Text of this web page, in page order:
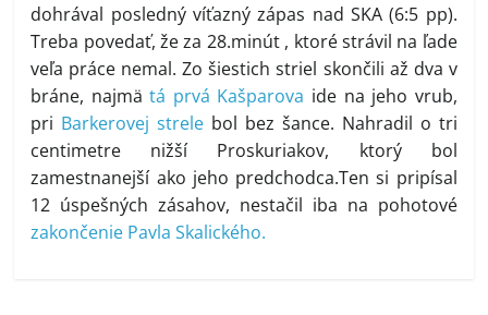
dohrával posledný víťazný zápas nad SKA (6:5 pp).
Treba povedať, že za 28.minút , ktoré strávil na ľade
veľa práce nemal. Zo šiestich striel skončili až dva v
bráne, najmä tá prvá Kašparova ide na jeho vrub,
pri Barkerovej strele bol bez šance. Nahradil o tri
centimetre nižší Proskuriakov, ktorý bol
zamestnanejší ako jeho predchodca.Ten si pripísal
12 úspešných zásahov, nestačil iba na pohotové
zakončenie Pavla Skalického.